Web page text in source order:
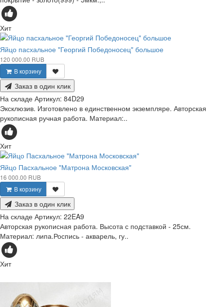
Хит
Яйцо пасхальное "Георгий Победоносец" большое
120 000.00 RUB
В корзину
Заказ в один клик
На складе Артикул: 84D29
Эксклюзив. Изготовлено в единственном экземпляре. Авторская
рукописная ручная работа. Материал:..
Хит
Яйцо Пасхальное "Матрона Московская"
16 000.00 RUB
В корзину
Заказ в один клик
На складе Артикул: 22EA9
Авторская рукописная работа. Высота с подставкой - 25см.
Материал: липа.Роспись - акварель, гу..
Хит